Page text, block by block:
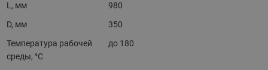
L, мм
980
D, мм
350
Температура рабочей
среды, °С
до 180